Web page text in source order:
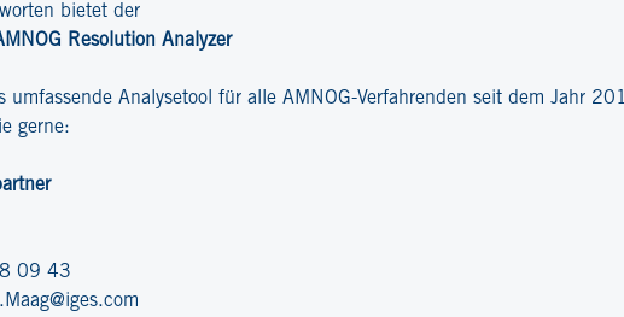
bietet der
Resolution Analyzer
umfassende Analysetool für alle AMNOG-Verfahrenden seit dem Jahr
gerne:
09 43